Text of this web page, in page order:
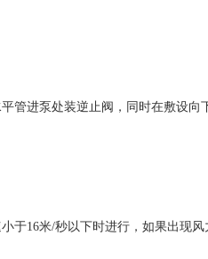
管进泵处装逆止阀，同时在敷设向
于16米/秒以下时进行，如果出现